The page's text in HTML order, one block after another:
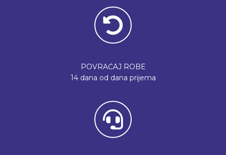
POVRAĆAJ ROBE
14 dana od dana prijema